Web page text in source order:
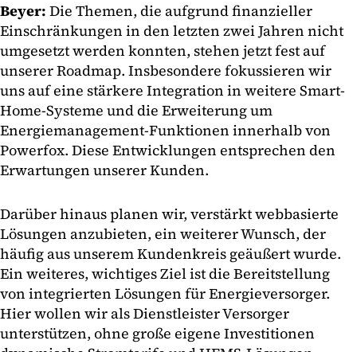
Beyer: Die Themen, die aufgrund finanzieller
Einschränkungen in den letzten zwei Jahren nicht
umgesetzt werden konnten, stehen jetzt fest auf
unserer Roadmap. Insbesondere fokussieren wir
uns auf eine stärkere Integration in weitere Smart-
Home-Systeme und die Erweiterung um
Energiemanagement-Funktionen innerhalb von
Powerfox. Diese Entwicklungen entsprechen den
Erwartungen unserer Kunden.
Darüber hinaus planen wir, verstärkt webbasierte
Lösungen anzubieten, ein weiterer Wunsch, der
häufig aus unserem Kundenkreis geäußert wurde.
Ein weiteres, wichtiges Ziel ist die Bereitstellung
von integrierten Lösungen für Energieversorger.
Hier wollen wir als Dienstleister Versorger
unterstützen, ohne große eigene Investitionen